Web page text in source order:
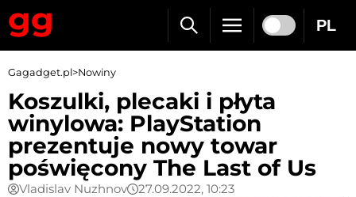
PL
Gagadget.pl>Nowiny
Koszulki, plecaki i płyta
winylowa: PlayStation
prezentuje nowy towar
poświęcony The Last of Us
Vladislav Nuzhnov 27.09.2022, 10:23